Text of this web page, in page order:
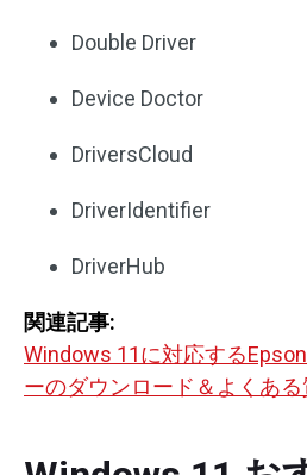
Double Driver
Device Doctor
DriversCloud
DriverIdentifier
DriverHub
関連記事:
Windows 11に対応する
ーのダウンロード＆よくあ